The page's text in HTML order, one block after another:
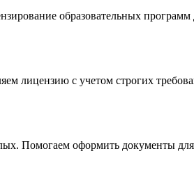
образовательных
лицензию с учетом строгих
Помогаем оформить документы